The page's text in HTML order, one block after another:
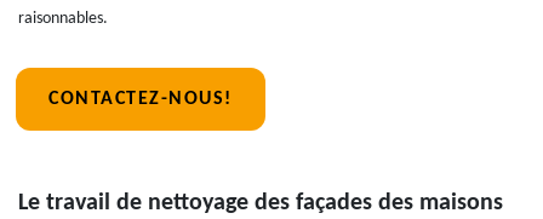
raisonnables.
CONTACTEZ-NOUS!
Le travail de nettoyage des façades des maisons